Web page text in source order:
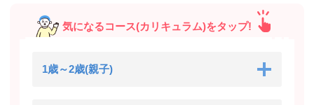
気になるコース(カリキュラム)をタップ!
1歳～2歳(親子)